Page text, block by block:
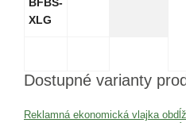
XLG
Dostupné varianty
Reklamná ekonomická vlajka